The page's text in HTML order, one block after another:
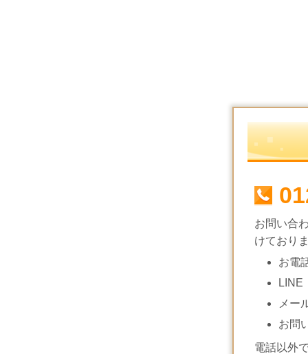
お問い合
けており
お電
LINE
メー
お問
電話以外